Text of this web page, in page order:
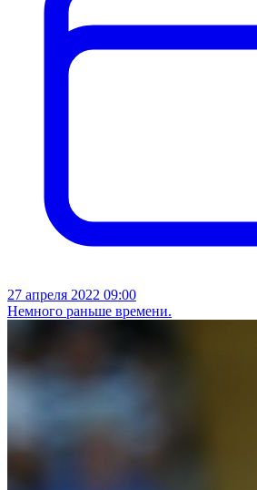
27 апреля 2022 09:00
Немного раньше времени.